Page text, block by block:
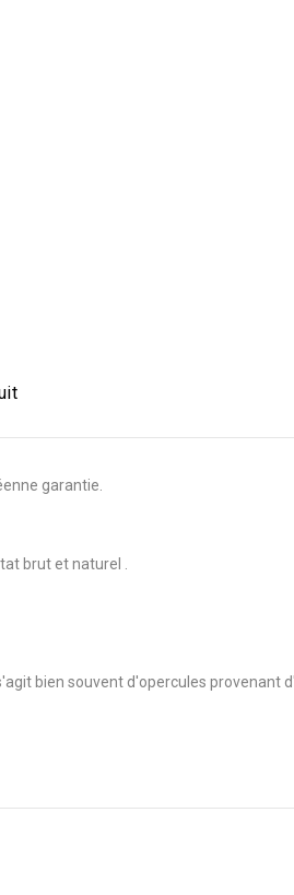
garantie.
brut et naturel .
bien souvent d'opercules provenant